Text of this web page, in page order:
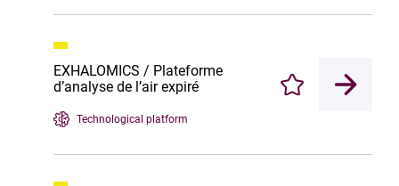
EXHALOMICS / Plateforme
d’analyse de l’air expiré
Technological platform
Enregistrer